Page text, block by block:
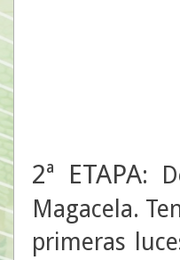
2ª ETAPA:
Magacela.
primeras